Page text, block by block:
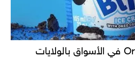
أوريو تُطلق Oreo Bites في الأسواق بالولايات